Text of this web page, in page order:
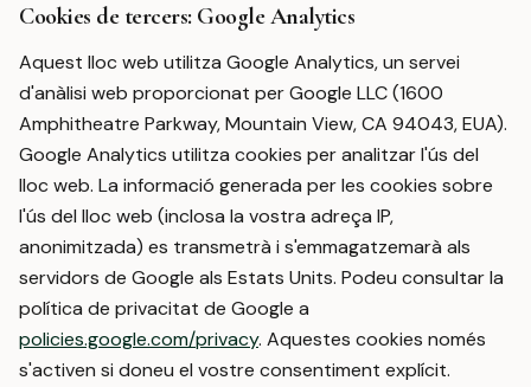
Cookies de tercers: Google Analytics
Aquest lloc web utilitza Google Analytics, un servei
d'anàlisi web proporcionat per Google LLC (1600
Amphitheatre Parkway, Mountain View, CA 94043, EUA).
Google Analytics utilitza cookies per analitzar l'ús del
lloc web. La informació generada per les cookies sobre
l'ús del lloc web (inclosa la vostra adreça IP,
anonimitzada) es transmetrà i s'emmagatzemarà als
servidors de Google als Estats Units. Podeu consultar la
política de privacitat de Google a
policies.google.com/privacy. Aquestes cookies només
s'activen si doneu el vostre consentiment explícit.